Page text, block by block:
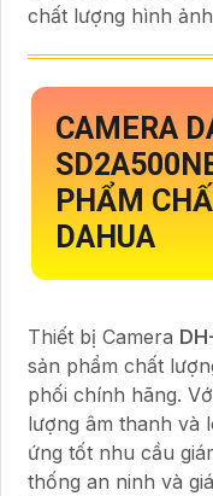
chất lượng hình
CAMERA
PHẨM
DAHUA
Thiết bị Camera
sản phẩm chất
phối chính hãng.
lượng âm thanh và
ứng tốt nhu cầu
thống an ninh và